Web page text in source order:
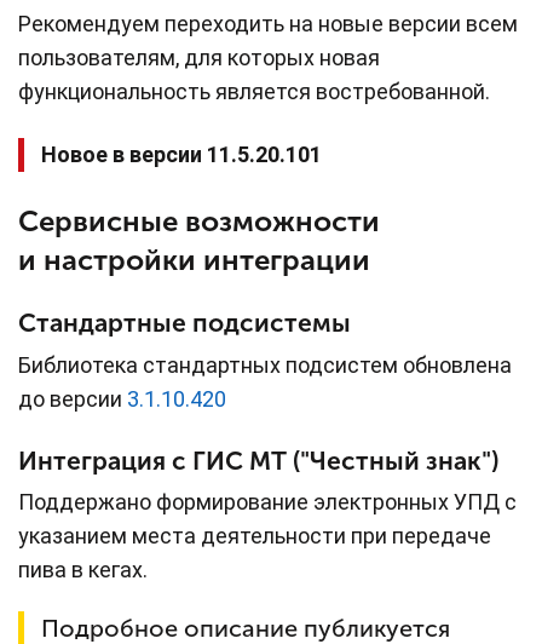
Рекомендуем переходить на новые версии всем
пользователям, для которых новая
функциональность является востребованной.
Новое в версии 11.5.20.101
Сервисные возможности
и настройки интеграции
Стандартные подсистемы
Библиотека стандартных подсистем обновлена
до версии 3.1.10.420
Интеграция с ГИС МТ ("Честный знак")
Поддержано формирование электронных УПД с
указанием места деятельности при передаче
пива в кегах.
Подробное описание публикуется